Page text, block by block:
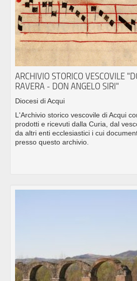
ARCHIVIO STORICO VESCOVILE
RAVERA - DON ANGELO SIRI"
Diocesi di Acqui
L'Archivio storico vescovile di Acqui
prodotti e ricevuti dalla Curia, dal
da altri enti ecclesiastici i cui
presso questo archivio.